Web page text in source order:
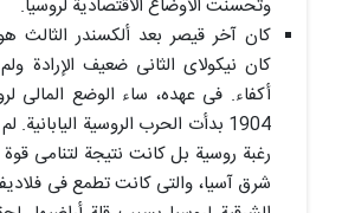
وتحسنت الأوضاع الاقتصادیة لروسیا.
کان آخر قیصر بعد ألکسندر الثالث
کان نیکولای الثانی ضعیف الإرادة
أکفاء. فی عهده، ساء الوضع المالی
1904 بدأت الحرب الروسیة
رغبة روسیة بل کانت نتیجة لتنامی
شرق آسیا، والتی کانت تطمع فی